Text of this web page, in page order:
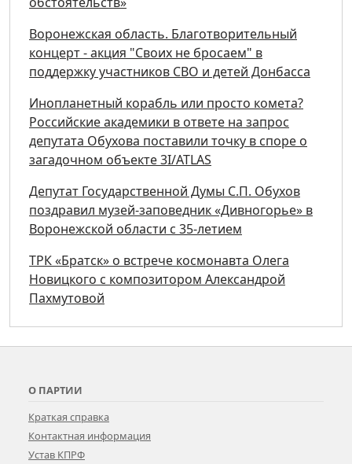
Воронежская область. Благотворительный
концерт - акция "Своих не бросаем" в
поддержку участников СВО и детей Донбасса
Инопланетный корабль или просто комета?
Российские академики в ответе на запрос
депутата Обухова поставили точку в споре о
загадочном объекте 3I/ATLAS
Депутат Государственной Думы С.П. Обухов
поздравил музей-заповедник «Дивногорье» в
Воронежской области с 35-летием
ТРК «Братск» о встрече космонавта Олега
Новицкого с композитором Александрой
Пахмутовой
О ПАРТИИ
Краткая справка
Контактная информация
Устав КПРФ